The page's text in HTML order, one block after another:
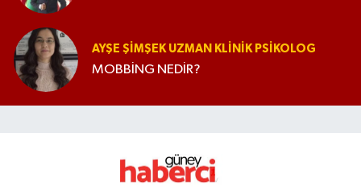
AYŞE ŞIMŞEK UZMAN KLINIK PSIKOLOG
MOBBİNG NEDİR?